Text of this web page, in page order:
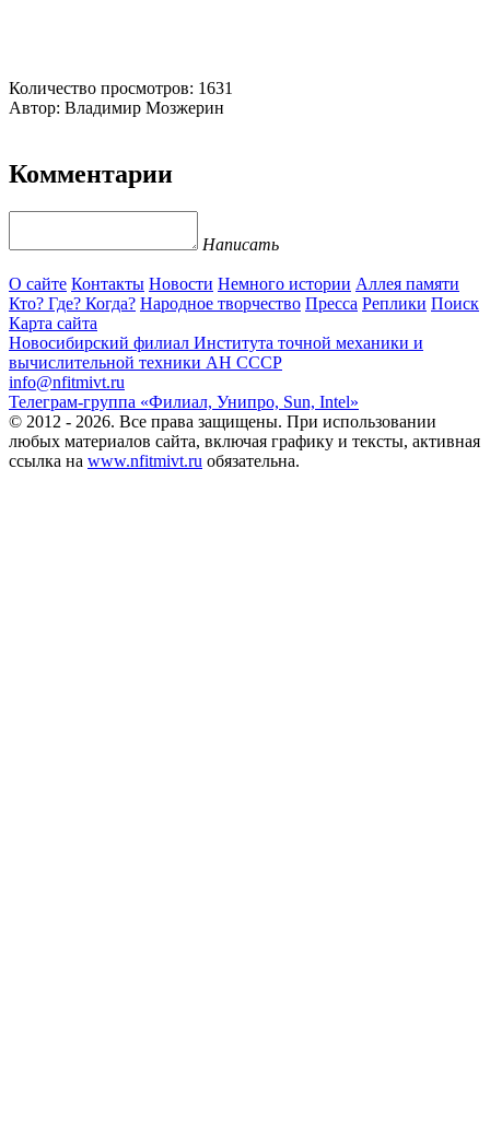
Количество просмотров: 1631
Автор: Владимир Мозжерин
Комментарии
Написать
О сайте Контакты Новости Немного истории Аллея памяти
Кто? Где? Когда? Народное творчество Пресса Реплики Поиск
Карта сайта
Новосибирский филиал Института точной механики и
вычислительной техники АН СССР
info@nfitmivt.ru
Телеграм-группа «Филиал, Унипро, Sun, Intel»
© 2012 - 2026. Все права защищены. При использовании
любых материалов сайта, включая графику и тексты, активная
ссылка на www.nfitmivt.ru обязательна.